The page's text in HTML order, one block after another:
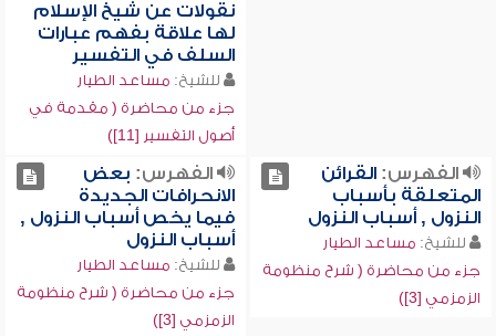
نقولات عن شيخ الإسلام
لها علاقة بفهم عبارات
السلف في التفسير
للشيخ: مساعد الطيار
جزء من محاضرة ( مقدمة في
أصول التفسير [11])
الفهرس:القرائن
المتعلقة بأسباب
النزول , أسباب النزول
للشيخ: مساعد الطيار
جزء من محاضرة ( شرح منظومة
الزمزمي [3])
الفهرس: بعض
الانحرافات الجديدة
فيما يخص أسباب النزول ,
أسباب النزول
للشيخ: مساعد الطيار
جزء من محاضرة ( شرح منظومة
الزمزمي [3])